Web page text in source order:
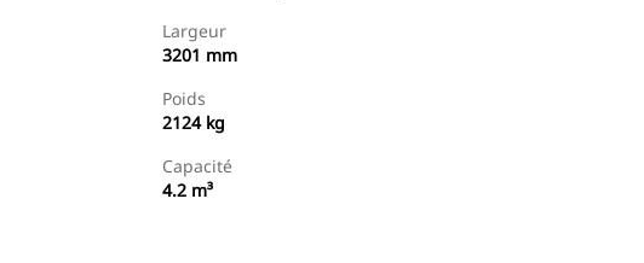
Largeur
3201 mm
Poids
2124 kg
Capacité
4.2 m³